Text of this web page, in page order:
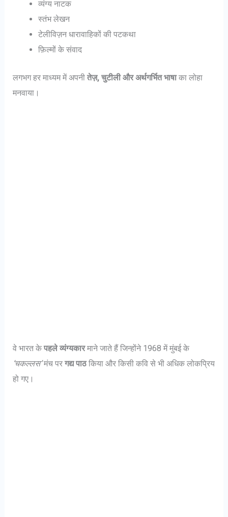
व्यंग्य नाटक
स्तंभ लेखन
टेलीविज़न धारावाहिकों की पटकथा
फ़िल्मों के संवाद
लगभग हर माध्यम में अपनीतेज़, चुटीली और अर्थगर्भित भाषाका लोहा
मनवाया।
वे भारत केपहले व्यंग्यकारमाने जाते हैं जिन्होंने 1968 में मुंबई के
‘चकल्लस’मंच परगद्य पाठकिया और किसी कवि से भी अधिक लोकप्रिय
हो गए।